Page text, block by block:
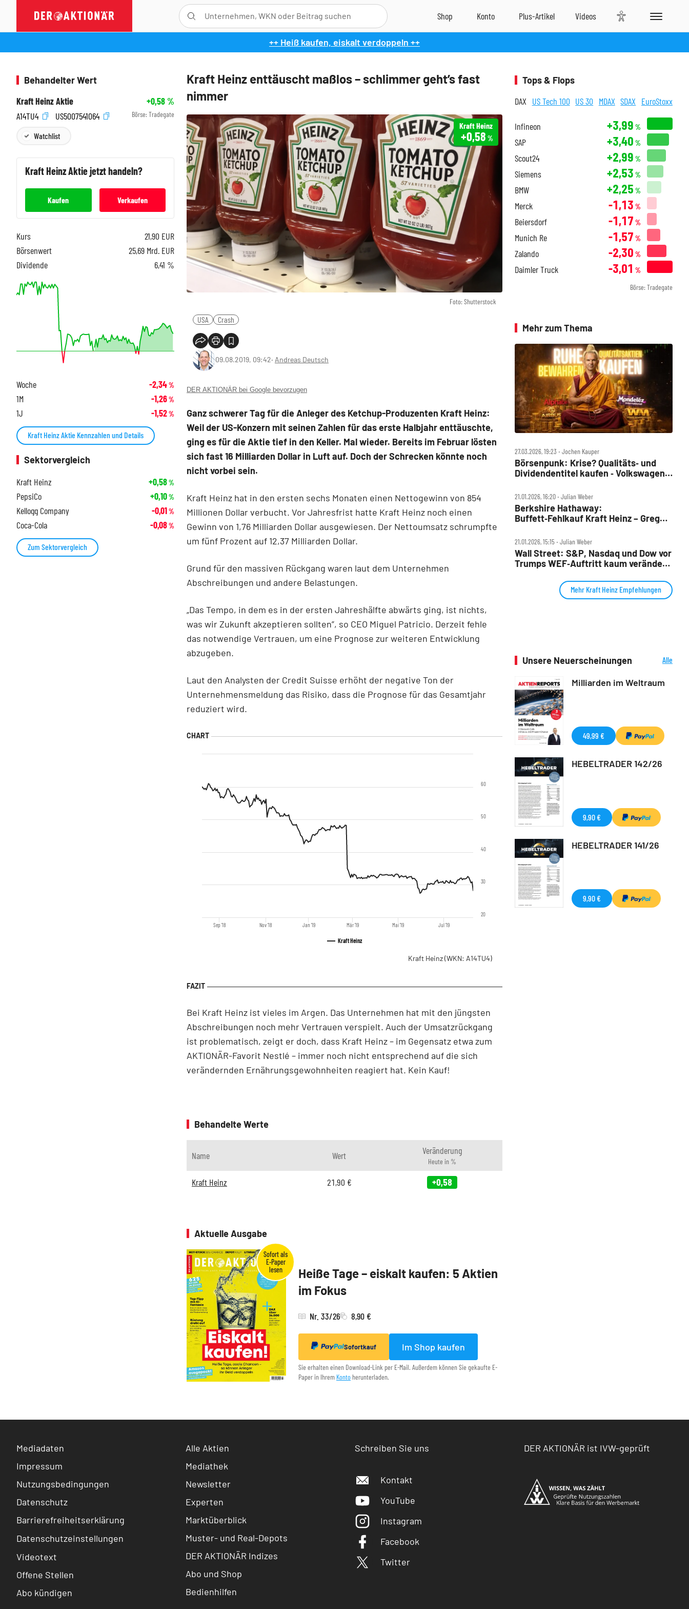
++ Heiß kaufen, eiskalt verdoppeln ++
Kraft Heinz enttäuscht maßlos – schlimmer geht’s fast
nimmer
Foto: Shutterstock
Kraft Heinz
+0,58 %
USA Crash
09.08.2019, 09:42‧ Andreas Deutsch
DER AKTIONÄR bei Google bevorzugen
Ganz schwerer Tag für die Anleger des Ketchup-Produzenten Kraft Heinz:
Weil der US-Konzern mit seinen Zahlen für das erste Halbjahr enttäuschte,
ging es für die Aktie tief in den Keller. Mal wieder. Bereits im Februar lösten
sich fast 16 Milliarden Dollar in Luft auf. Doch der Schrecken könnte noch
nicht vorbei sein.
Kraft Heinz hat in den ersten sechs Monaten einen Nettogewinn von 854
Millionen Dollar verbucht. Vor Jahresfrist hatte Kraft Heinz noch einen
Gewinn von 1,76 Milliarden Dollar ausgewiesen. Der Nettoumsatz schrumpfte
um fünf Prozent auf 12,37 Milliarden Dollar.
Grund für den massiven Rückgang waren laut dem Unternehmen
Abschreibungen und andere Belastungen.
„Das Tempo, in dem es in der ersten Jahreshälfte abwärts ging, ist nichts,
was wir Zukunft akzeptieren sollten”, so CEO Miguel Patricio. Derzeit fehle
das notwendige Vertrauen, um eine Prognose zur weiteren Entwicklung
abzugeben.
Laut den Analysten der Credit Suisse erhöht der negative Ton der
Unternehmensmeldung das Risiko, dass die Prognose für das Gesamtjahr
reduziert wird.
Kraft Heinz
Sep '18 Nov '18 Jan '19 Mär '19 Mai '19 Jul '19
20
30
40
50
60
Kraft Heinz(WKN: A14TU4)
Bei Kraft Heinz ist vieles im Argen. Das Unternehmen hat mit den jüngsten
Abschreibungen noch mehr Vertrauen verspielt. Auch der Umsatzrückgang
ist problematisch, zeigt er doch, dass Kraft Heinz – im Gegensatz etwa zum
AKTIONÄR-Favorit Nestlé – immer noch nicht entsprechend auf die sich
verändernden Ernährungsgewohnheiten reagiert hat. Kein Kauf!
Behandelte Werte
Name Wert Veränderung
Heute in %
Kraft Heinz 21,90 € +0,58
Aktuelle Ausgabe
Heiße Tage – eiskalt kaufen: 5 Aktien
im Fokus
Nr. 33/26 8,90 €
Sofortkauf Im Shop kaufen
Sie erhalten einen Download-Link per E-Mail. Außerdem können Sie gekaufte E-
Paper in Ihrem Konto herunterladen.
Behandelter Wert
Kraft Heinz Aktie
+0,58%
A14TU4
US5007541064 Börse: Tradegate
Watchlist
Kraft HeinzAktie jetzt handeln?
Kaufen Verkaufen
Kurs 21,90 EUR
Börsenwert
25,69 Mrd. EUR
Dividende
6,41 %
Woche -2,34%
1M -1,26%
1J -1,52%
Kraft Heinz Aktie Kennzahlen und Details
Sektorvergleich
Kraft Heinz
+0,58%
PepsiCo +0,10%
Kellogg Company -0,01%
Coca-Cola -0,08%
Zum Sektorvergleich
Tops & Flops
DAX US Tech 100 US 30 MDAX SDAX EuroStoxx
Infineon +3,99 %
SAP +3,40 %
Scout24 +2,99 %
Siemens +2,53 %
BMW +2,25 %
Merck -1,13 %
Beiersdorf -1,17 %
Munich Re -1,57 %
Zalando -2,30 %
Daimler Truck -3,01 %
Börse: Tradegate
Mehr zum Thema
27.03.2026, 19:23 ‧ Jochen Kauper
Börsenpunk: Krise? Qualitäts‑ und
Dividendentitel kaufen ‑ Volkswagen:
Luftschlösser
21.01.2026, 16:20 ‧ Julian Weber
Berkshire Hathaway:
Buffett‑Fehlkauf Kraft Heinz – Greg
21.01.2026, 15:15 ‧ Julian Weber
Wall Street: S&P, Nasdaq und Dow vor
Trumps WEF‑Auftritt kaum verändert
Mehr Kraft Heinz Empfehlungen
Unsere Neuerscheinungen
Alle
Milliarden im Weltraum
49,99 €
HEBELTRADER 142/26
9,90 €
HEBELTRADER 141/26
9,90 €
Mediadaten
Impressum
Nutzungsbedingungen
Datenschutz
Barrierefreiheitserklärung
Datenschutzeinstellungen
Videotext
Offene Stellen
Abo kündigen
Alle Aktien
Mediathek
Newsletter
Experten
Marktüberblick
Muster- und Real-Depots
DER AKTIONÄR Indizes
Abo und Shop
Bedienhilfen
Schreiben Sie uns
Kontakt
YouTube
Instagram
Facebook
Twitter
DER AKTIONÄR ist IVW-geprüft